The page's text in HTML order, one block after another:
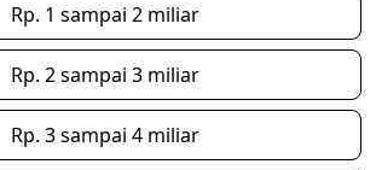
Rp. 1 sampai 2 miliar
Rp. 2 sampai 3 miliar
Rp. 3 sampai 4 miliar